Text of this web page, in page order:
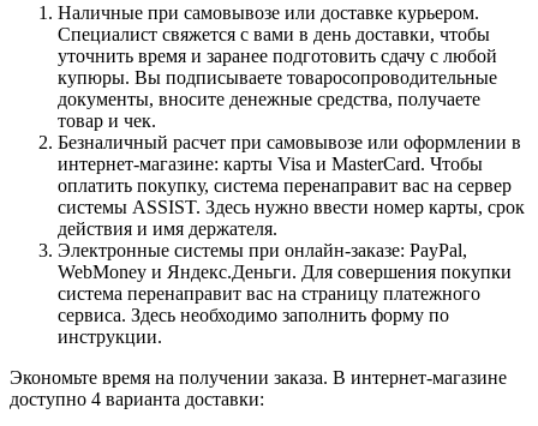
Наличные при самовывозе или доставке курьером.
Специалист свяжется с вами в день доставки, чтобы
уточнить время и заранее подготовить сдачу с любой
купюры. Вы подписываете товаросопроводительные
документы, вносите денежные средства, получаете
товар и чек.
Безналичный расчет при самовывозе или оформлении в
интернет-магазине: карты Visa и MasterCard. Чтобы
оплатить покупку, система перенаправит вас на сервер
системы ASSIST. Здесь нужно ввести номер карты, срок
действия и имя держателя.
Электронные системы при онлайн-заказе: PayPal,
WebMoney и Яндекс.Деньги. Для совершения покупки
система перенаправит вас на страницу платежного
сервиса. Здесь необходимо заполнить форму по
инструкции.
Экономьте время на получении заказа. В интернет-магазине
доступно 4 варианта доставки: